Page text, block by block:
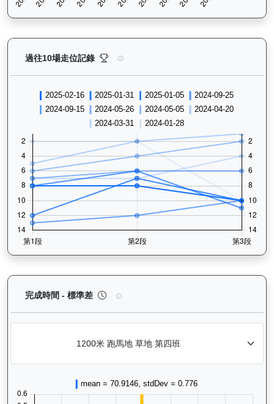
過往10場走位記錄 萬事快（G416）— 過往走位記錄圖
完成時間 - 標準差 萬事快（G416）— 完成時間標準差分